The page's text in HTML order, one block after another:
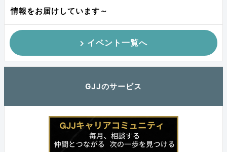
情報をお届けしています～
イベント一覧へ
GJJのサービス